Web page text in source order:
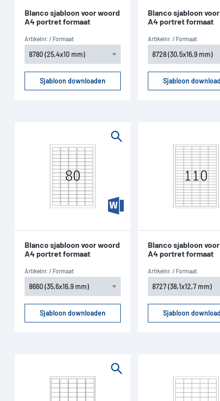
Blanco sjabloon voor woord
A4 portret formaat
Artikelnr. / Formaat
Sjabloon downloaden
Blanco sjabloon
A4 portret formaat
Artikelnr. / Formaat
Sjabloon
Blanco sjabloon voor woord
A4 portret formaat
Artikelnr. / Formaat
Sjabloon downloaden
Blanco sjabloon
A4 portret formaat
Artikelnr. / Formaat
Sjabloon